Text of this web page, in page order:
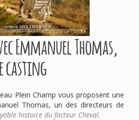
Emmanuel Thomas,
casting
Plein Champ vous proposent une
Thomas, un des directeurs de
histoire du facteur Cheval.